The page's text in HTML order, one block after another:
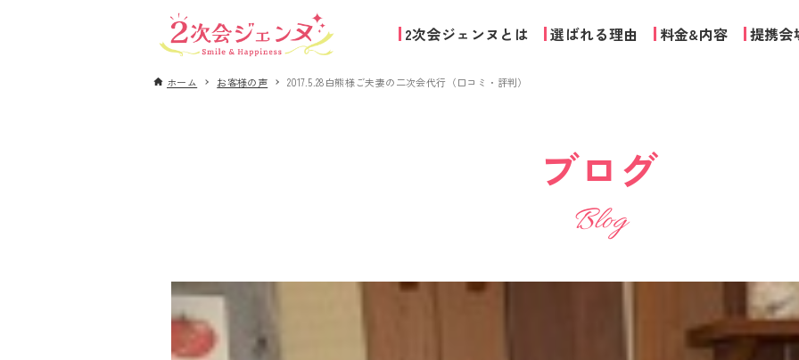
2次会ジェンヌとは 選ばれる理由 料金&内容 提携会
ホーム お客様の声 2017.5.28白熊様ご夫妻の二次会代行（口コミ・評判）
ブログ
Blog